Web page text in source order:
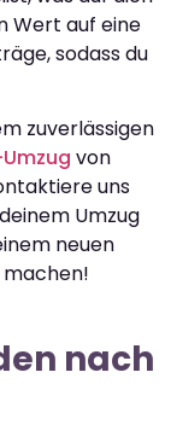
Wert auf eine
sodass du
zuverlässigen
von
uns
Umzug
neuen
machen!
nach